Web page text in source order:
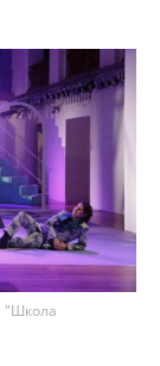
"Школа